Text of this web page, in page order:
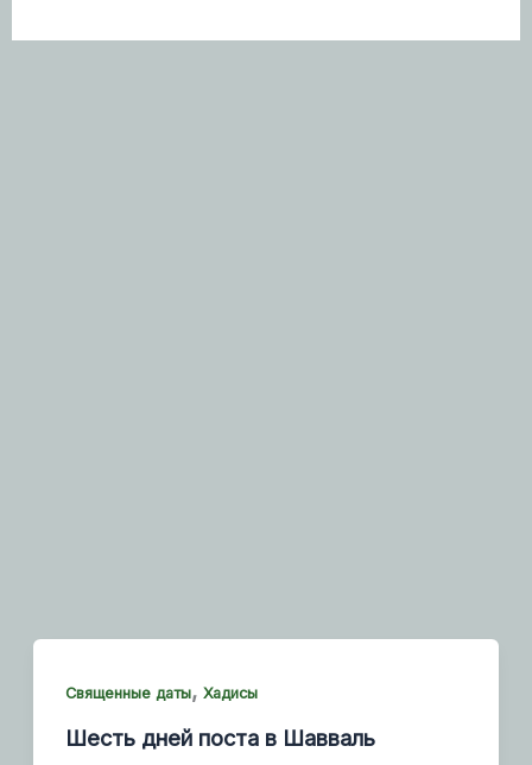
Священные даты,Хадисы
Шесть дней поста в Шавваль